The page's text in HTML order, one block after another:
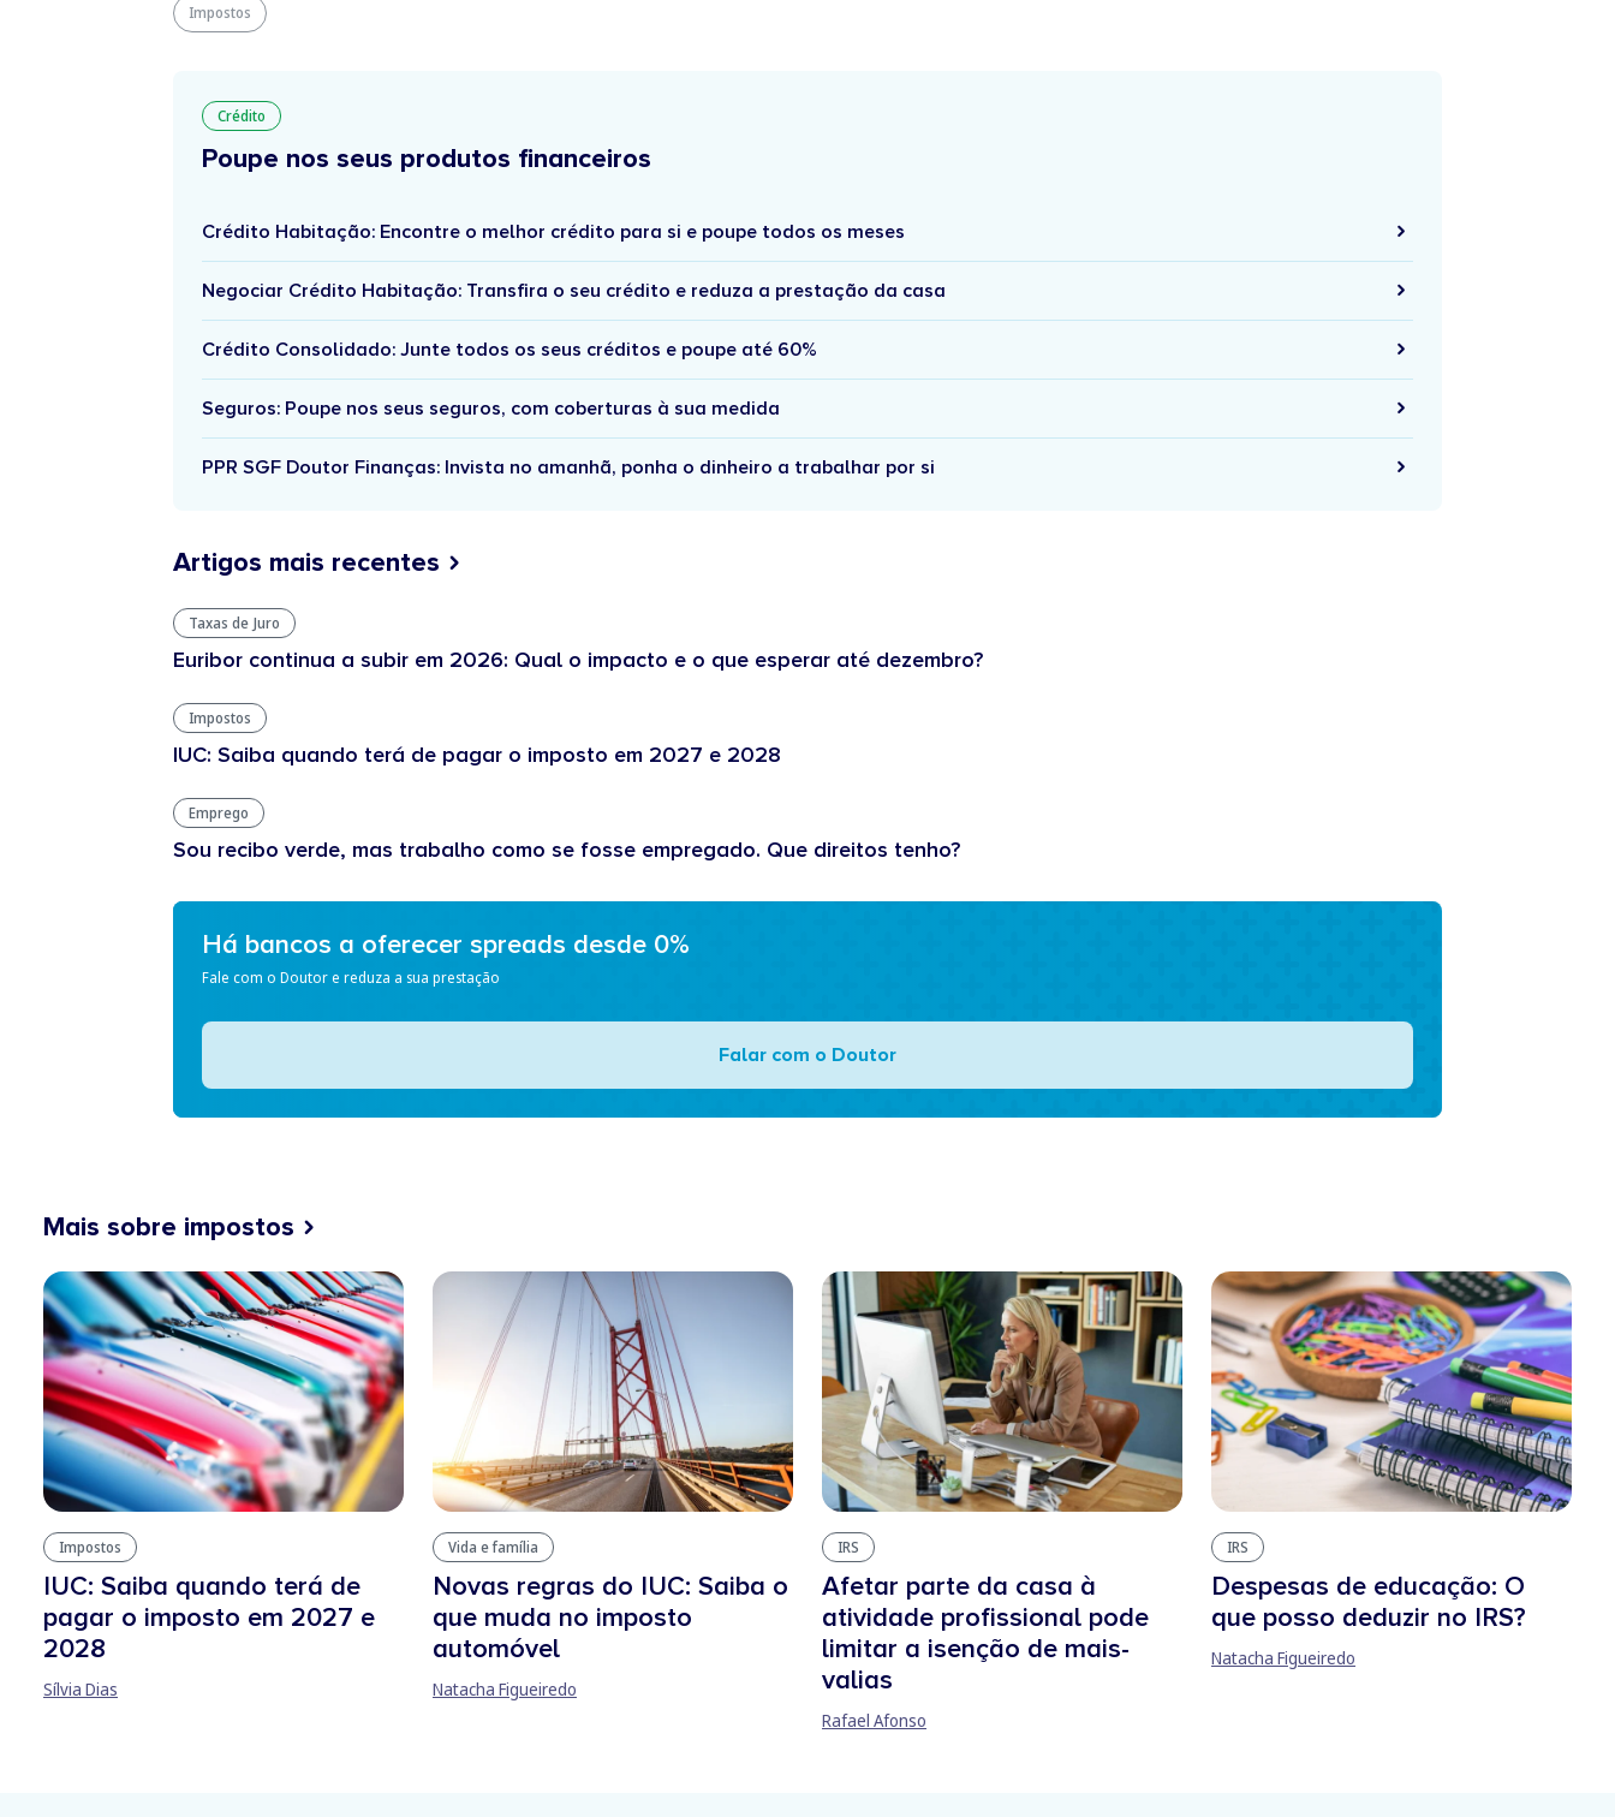
Impostos
Crédito
Poupe nos seus produtos financeiros
Crédito Habitação: Encontre o melhor crédito para si e poupe todos os meses
Negociar Crédito Habitação: Transfira o seu crédito e reduza a prestação da casa
Crédito Consolidado: Junte todos os seus créditos e poupe até 60%
Seguros: Poupe nos seus seguros, com coberturas à sua medida
PPR SGF Doutor Finanças: Invista no amanhã, ponha o dinheiro a trabalhar por si
Artigos mais recentes
Taxas de Juro
Euribor continua a subir em 2026: Qual o impacto e o que esperar até dezembro?
Impostos
IUC: Saiba quando terá de pagar o imposto em 2027 e 2028
Emprego
Sou recibo verde, mas trabalho como se fosse empregado. Que direitos tenho?
Há bancos a oferecer spreads desde 0%
Fale com o Doutor e reduza a sua prestação
Falar com o Doutor
Mais sobre impostos
Impostos
IUC: Saiba quando terá de
pagar o imposto em 2027 e
2028
Sílvia Dias
Vida e família
Novas regras do IUC: Saiba o
que muda no imposto
automóvel
Natacha Figueiredo
IRS
Afetar parte da casa à
atividade profissional pode
limitar a isenção de mais-
valias
Rafael Afonso
IRS
Despesas de educação: O
que posso deduzir no IRS?
Natacha Figueiredo